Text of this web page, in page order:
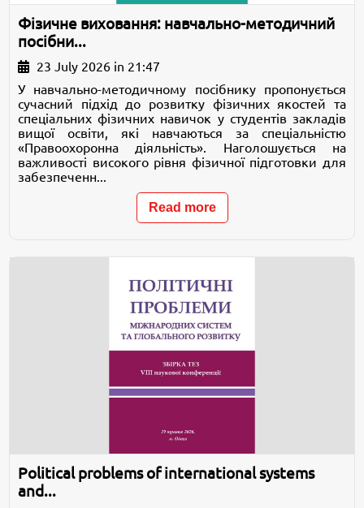
Фізичне виховання: навчально-методичний
посібни...
23 July 2026 in 21:47
У навчально-методичному посібнику пропонується
сучасний підхід до розвитку фізичних якостей та
спеціальних фізичних навичок у студентів закладів
вищої освіти, які навчаються за спеціальністю
«Правоохоронна діяльність». Наголошується на
важливості високого рівня фізичної підготовки для
забезпеченн...
Read more
Political problems of international systems
and...